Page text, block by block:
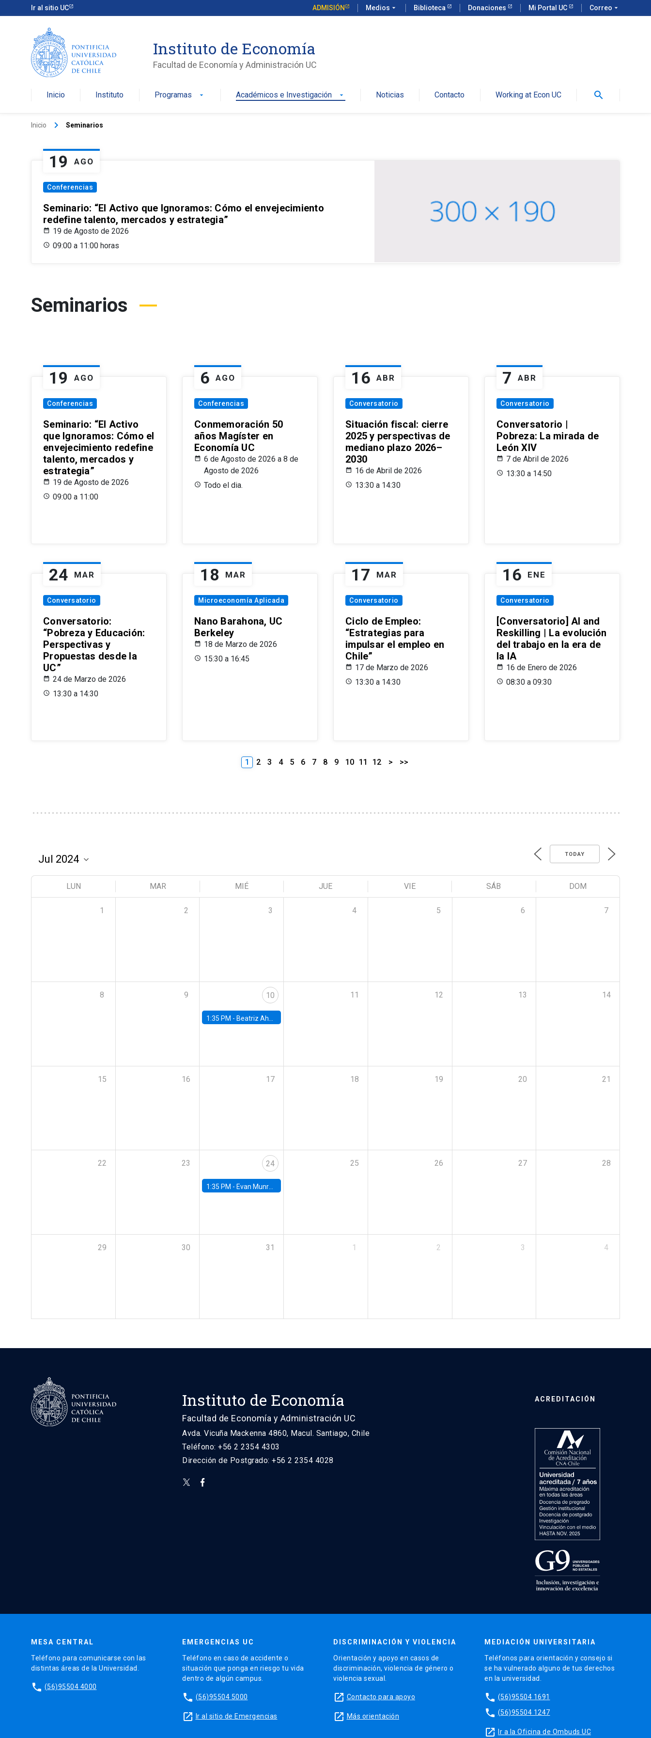
Ir al sitio UC ADMISIÓN Medios arrow_drop_down Biblioteca Donaciones Mi Portal UC Correo arrow_drop_down
Instituto de Economía
Facultad de Economía y Administración UC
Inicio Instituto Programas arrow_drop_down Académicos e Investigación arrow_drop_down Noticias Contacto Working at Econ UC search
Inicio keyboard_arrow_right Seminarios
19 AGO
Conferencias
Seminario: “El Activo que Ignoramos: Cómo el envejecimiento
redefine talento, mercados y estrategia”
19 de Agosto de 2026
09:00 a 11:00 horas
Seminarios
19 AGO
Conferencias
Seminario: “El Activo
que Ignoramos: Cómo el
envejecimiento redefine
talento, mercados y
estrategia”
19 de Agosto de 2026
09:00 a 11:00
6 AGO
Conferencias
Conmemoración 50
años Magíster en
Economía UC
6 de Agosto de 2026 a 8 de
Agosto de 2026
Todo el dia.
16 ABR
Conversatorio
Situación fiscal: cierre
2025 y perspectivas de
mediano plazo 2026–
2030
16 de Abril de 2026
13:30 a 14:30
7 ABR
Conversatorio
Conversatorio |
Pobreza: La mirada de
León XIV
7 de Abril de 2026
13:30 a 14:50
24 MAR
Conversatorio
Conversatorio:
“Pobreza y Educación:
Perspectivas y
Propuestas desde la
UC”
24 de Marzo de 2026
13:30 a 14:30
18 MAR
Microeconomía Aplicada
Nano Barahona, UC
Berkeley
18 de Marzo de 2026
15:30 a 16:45
17 MAR
Conversatorio
Ciclo de Empleo:
“Estrategias para
impulsar el empleo en
Chile”
17 de Marzo de 2026
13:30 a 14:30
16 ENE
Conversatorio
[Conversatorio] AI and
Reskilling | La evolución
del trabajo en la era de
la IA
16 de Enero de 2026
08:30 a 09:30
1 2 3 4 5 6 7 8 9 10 11 12 > >>
TODAY
LUN MAR MIÉ JUE VIE SÁB DOM
1 2 3 4 5 6 7
8 9 10
1:35 PM - Beatriz Ahumada, PhD candidate, Universidad de Pittsburgh
11 12 13 14
15 16 17 18 19 20 21
22 23 24
1:35 PM - Evan Munro, Neyman Visiting Assistant Professor in the Department of Statistics at UC Berkeley
25 26 27 28
29 30 31 1 2 3 4
Instituto de Economía
Facultad de Economía y Administración UC
Avda. Vicuña Mackenna 4860, Macul. Santiago, Chile
Teléfono: +56 2 2354 4303
Dirección de Postgrado: +56 2 2354 4028
ACREDITACIÓN
MESA CENTRAL
Teléfono para comunicarse con las
distintas áreas de la Universidad.
phone (56)95504 4000
EMERGENCIAS UC
Teléfono en caso de accidente o
situación que ponga en riesgo tu vida
dentro de algún campus.
phone (56)95504 5000
launch Ir al sitio de Emergencias
DISCRIMINACIÓN Y VIOLENCIA
Orientación y apoyo en casos de
discriminación, violencia de género o
violencia sexual.
launch Contacto para apoyo
launch Más orientación
MEDIACIÓN UNIVERSITARIA
Teléfonos para orientación y consejo si
se ha vulnerado alguno de tus derechos
en la universidad.
phone (56)95504 1691
phone (56)95504 1247
launch Ir a la Oficina de Ombuds UC